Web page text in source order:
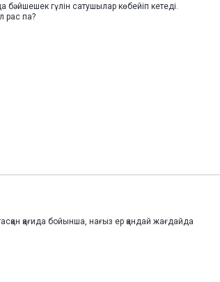
гүлін сатушылар көбейіп кетеді.
рас па?
қағида бойынша, нағыз ер қандай жағдайда